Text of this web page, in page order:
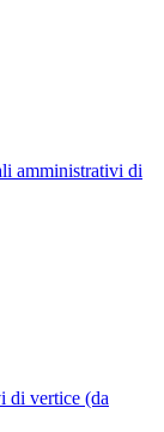
amministrativi di
di vertice (da